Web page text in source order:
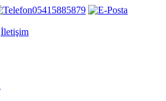
05415885879
İletişim